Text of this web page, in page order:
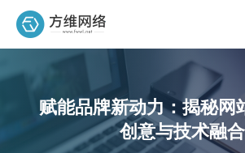
赋能品牌新动力：揭秘网
创意与技术融合